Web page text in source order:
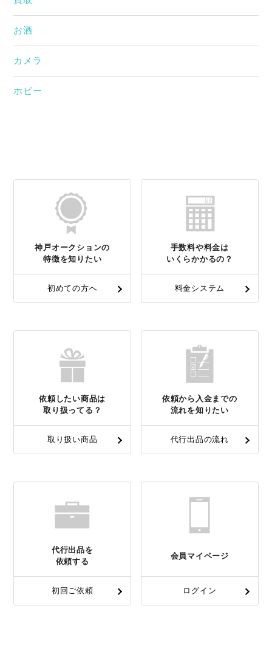
お酒
カメラ
ホビー
神戸オークションの
特徴を知りたい
初めての方へ
手数料や料金は
いくらかかるの？
料金システム
依頼したい商品は
取り扱ってる？
取り扱い商品
依頼から入金までの
流れを知りたい
代行出品の流れ
代行出品を
依頼する
初回ご依頼
会員マイページ
ログイン